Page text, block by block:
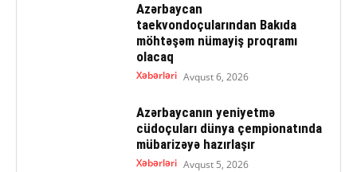
Azərbaycan
taekvondoçularından Bakıda
möhtəşəm nümayiş proqramı
olacaq
Xəbərləri Avqust 6, 2026
Azərbaycanın yeniyetmə
cüdoçuları dünya çempionatında
mübarizəyə hazırlaşır
Xəbərləri Avqust 5, 2026